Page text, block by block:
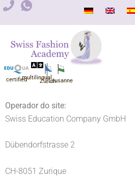
Salta
conteúdo
certifiedmultilingual
ZurichLausanne
Operador do site:
Swiss Education Company GmbH
Dübendorfstrasse 2
CH-8051 Zurique